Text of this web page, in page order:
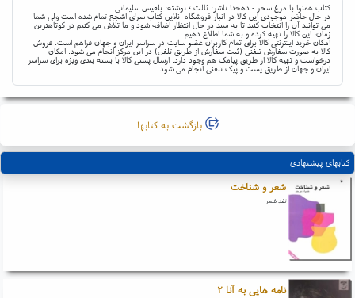
کتاب همنوا با مرغ سحر - دهخدا ناشر: ثالث ؛ نوشته: بلقیس سلیمانی
در حال حاضر موجودی این کالا در انبار فروشگاه آنلاین کتاب سرای اشجع تمام شده است ولی شما
می توانید آن را انتخاب کنید تا به سبد در حال انتظار اضافه شود و ما تلاش می کنیم در کوتاهترین
زمان، این کالا را تهیه کرده و به شما اطلاع دهیم.
امکان خرید اینترنتی کالا برای تمام کاربران عضو سایت در سراسر ایران و جهان فراهم است. فروش
کالا به صورت سفارش تلفنی (ثبت سفارش از طریق تلفن) در این مرکز انجام می شود. امکان
درخواست و تهیه کالا از طریق پیامک هم وجود دارد. ارسال پستی کالا با بسته بندی ویژه برای سراسر
ایران و جهان از طریق پست و پیک تلفنی انجام می شود.
بازگشت به کتابها
کتابهای پیشنهادی
شعر و شناخت
نقد شعر
نامه هایی به آنا ۲